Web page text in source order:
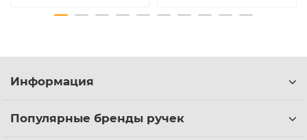
Информация
Популярные бренды ручек